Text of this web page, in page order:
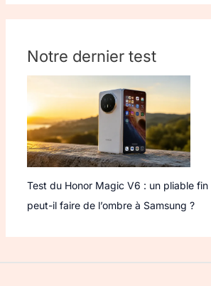
Notre dernier test
Test du Honor Magic V6 : un pliable
peut-il faire de l’ombre à Samsung ?